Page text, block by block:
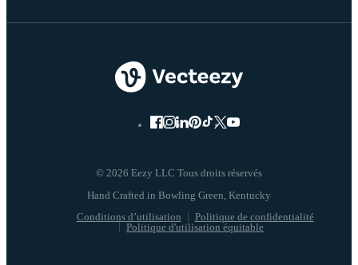
© 2026 Eezy LLC Tous droits réservés
Conditions d’utilisation
Politique de confidentialité
Politique d'utilisation équitable